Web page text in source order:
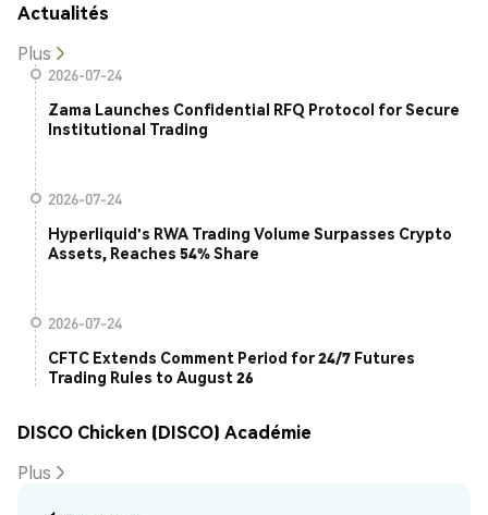
Actualités
Plus
2026-07-24
Zama Launches Confidential RFQ Protocol for Secure
Institutional Trading
2026-07-24
Hyperliquid's RWA Trading Volume Surpasses Crypto
Assets, Reaches 54% Share
2026-07-24
CFTC Extends Comment Period for 24/7 Futures
Trading Rules to August 26
DISCO Chicken (DISCO) Académie
Plus